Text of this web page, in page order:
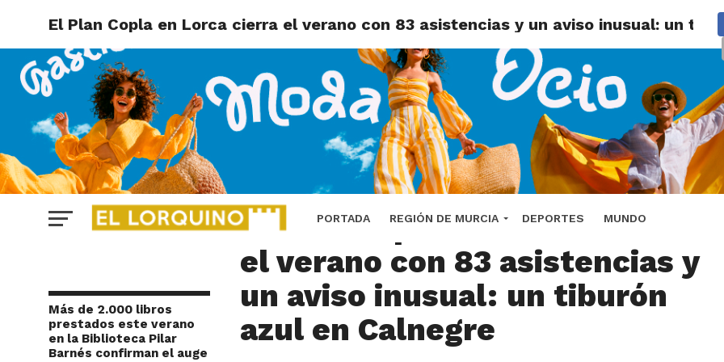
PORTADA REGIÓN DE MURCIA DEPORTES MUNDO
El Plan Copla en Lorca cierra el verano con 83 asistencias y un aviso inusual: un
Más de 2.000 libros
prestados este verano
en la Biblioteca Pilar
Barnés confirman el auge
LORCA
El Plan Copla en Lorca cierra
el verano con 83 asistencias y
un aviso inusual: un tiburón
azul en Calnegre